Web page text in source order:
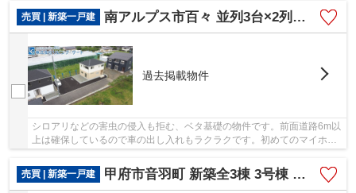
売買 | 新築一戸建
南アルプス市百々 並列3台×2列の合計6台駐車可 新規分譲地
過去掲載物件
シロアリなどの害虫の侵入も拒む、ベタ基礎の物件です。前面道路6m以
上は確保しているので車の出し入れもラクラクです。初めてのマイホー
売買 | 新築一戸建
甲府市音羽町 新築全3棟 3号棟 南西角地 都市G 車3台